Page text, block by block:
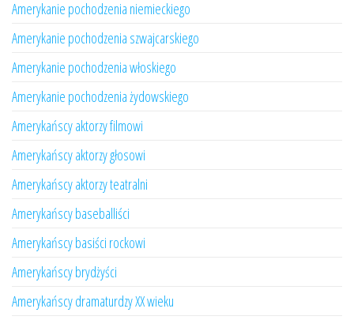
Amerykanie pochodzenia niemieckiego
Amerykanie pochodzenia szwajcarskiego
Amerykanie pochodzenia włoskiego
Amerykanie pochodzenia żydowskiego
Amerykańscy aktorzy filmowi
Amerykańscy aktorzy głosowi
Amerykańscy aktorzy teatralni
Amerykańscy baseballiści
Amerykańscy basiści rockowi
Amerykańscy brydżyści
Amerykańscy dramaturdzy XX wieku